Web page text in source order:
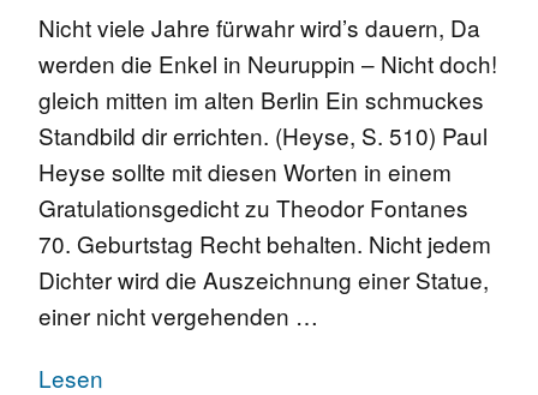
Nicht viele Jahre fürwahr wird’s dauern, Da
werden die Enkel in Neuruppin – Nicht doch!
gleich mitten im alten Berlin Ein schmuckes
Standbild dir errichten. (Heyse, S. 510) Paul
Heyse sollte mit diesen Worten in einem
Gratulationsgedicht zu Theodor Fontanes
70. Geburtstag Recht behalten. Nicht jedem
Dichter wird die Auszeichnung einer Statue,
einer nicht vergehenden …
Lesen